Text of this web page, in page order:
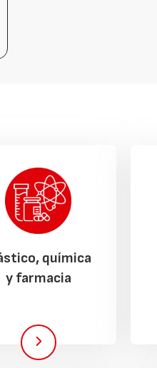
química
y farmacia